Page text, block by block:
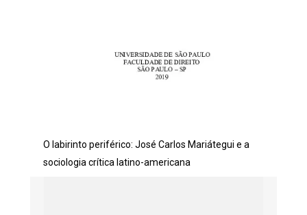
O labirinto periférico: José Carlos Mariátegui e a
sociologia crítica latino-americana